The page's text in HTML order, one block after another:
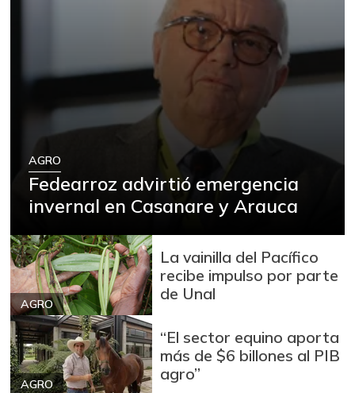
AGRO
Fedearroz advirtió emergencia
invernal en Casanare y Arauca
AGRO
La vainilla del Pacífico
recibe impulso por parte
de Unal
AGRO
“El sector equino aporta
más de $6 billones al PIB
agro”